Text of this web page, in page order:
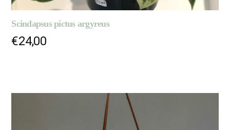
Scindapsus pictus argyreus
€24,00